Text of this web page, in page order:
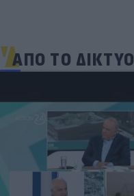
ΑΠΟ ΤΟ ΔΙΚΤΥΟ